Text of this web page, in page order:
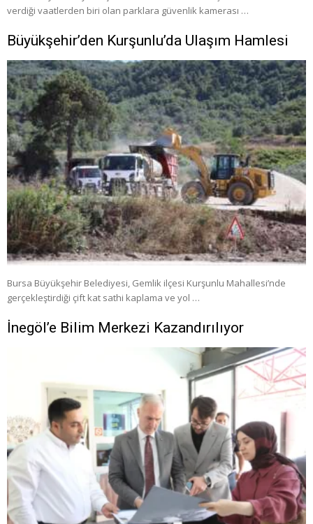
verdiği vaatlerden biri olan parklara güvenlik kamerası …
Büyükşehir’den Kurşunlu’da Ulaşım Hamlesi
Bursa Büyükşehir Belediyesi, Gemlik ilçesi Kurşunlu Mahallesi’nde
gerçekleştirdiği çift kat sathi kaplama ve yol …
İnegöl’e Bilim Merkezi Kazandırılıyor